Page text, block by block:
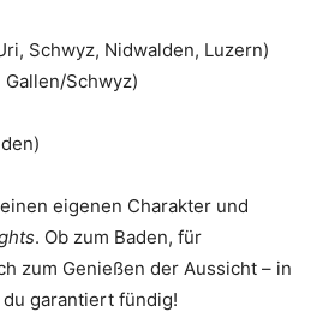
Schwyz, Nidwalden, Luzern)
Schwyz)
eigenen Charakter und
. Ob zum Baden, für
zum Genießen der Aussicht – in
garantiert fündig!